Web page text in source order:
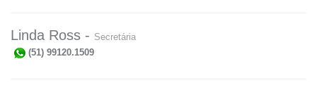
Linda Ross - Secretária
(51) 99120.1509